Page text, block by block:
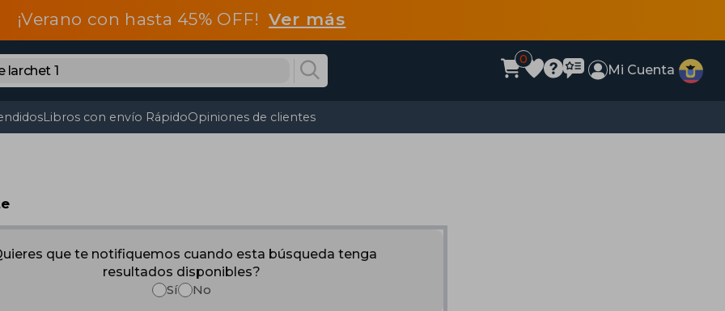
¡Verano con hasta 45% OFF!Ver más
0
Mi Cuenta
Libros con envío RápidoOpiniones de clientes
que te notifiquemos cuando esta búsqueda tenga
resultados disponibles?
Sí
No